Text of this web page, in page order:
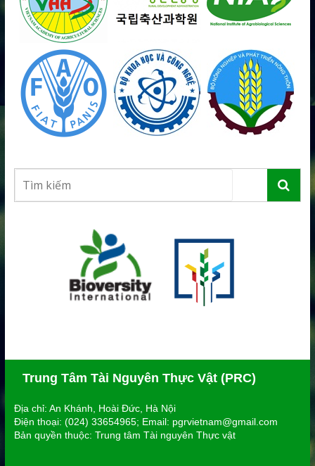
Trung Tâm Tài Nguyên Thực Vật (PRC)
Địa chỉ: An Khánh, Hoài Đức, Hà Nội
Điện thoại: (024) 33654965; Email: pgrvietnam@gmail.com
Bản quyền thuộc: Trung tâm Tài nguyên Thực vật